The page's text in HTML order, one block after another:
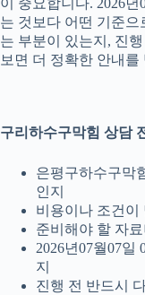
이 중요합니다. 2026
는 것보다 어떤 기준으
는 부분이 있는지, 진
보면 더 정확한 안내를
구리하수구막힘 상담
은평구하수구막
인지
비용이나 조건이
준비해야 할 자
2026년07월07일
지
진행 전 반드시